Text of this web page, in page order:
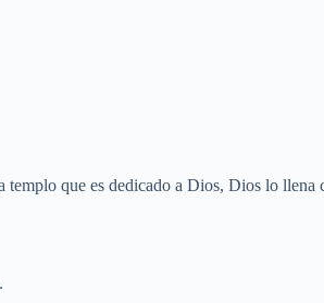
templo que es dedicado a Dios, Dios lo llena